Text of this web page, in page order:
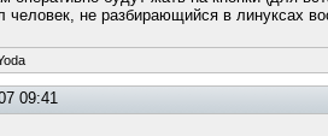
человек, не разбирающийся в линуксах
09:41